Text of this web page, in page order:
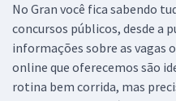
No Gran você fica sabendo
concursos públicos, desde a
informações sobre as vagas
online que oferecemos são
rotina bem corrida, mas